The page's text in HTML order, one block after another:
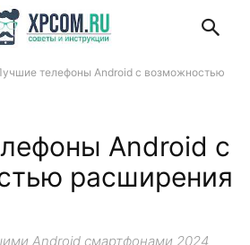
телефоны Android с возможностью
Android с
расширения
Android смартфонами 2024